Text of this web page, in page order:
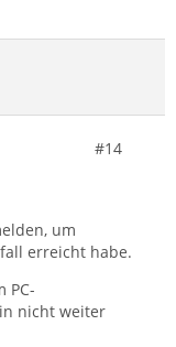
#14
um
erreicht habe.
PC-
nicht weiter